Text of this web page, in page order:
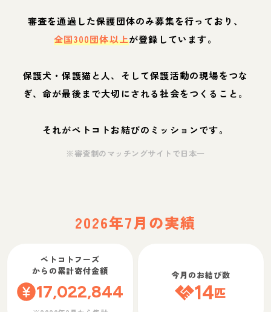
審査を通過した保護団体のみ募集を行っており、
全国300団体以上が登録しています。
保護犬・保護猫と人、そして保護活動の現場をつな
ぎ、命が最後まで大切にされる社会をつくること。
それがペトコトお結びのミッションです。
※審査制のマッチングサイトで日本一
2026年7月の実績
ペトコトフーズ
からの累計寄付金額
17,022,844
今月のお結び数
14匹